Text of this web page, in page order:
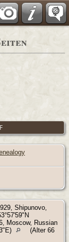
Shipunovo,
Moscow, Russian
(Alter 66